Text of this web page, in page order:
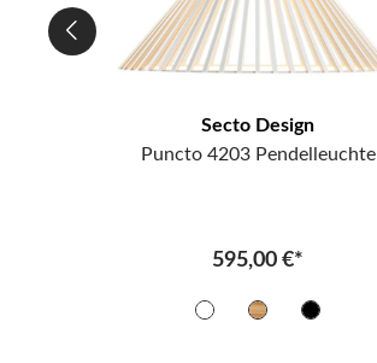
Secto Design
Puncto 4203 Pendelleuchte
595,00 €*